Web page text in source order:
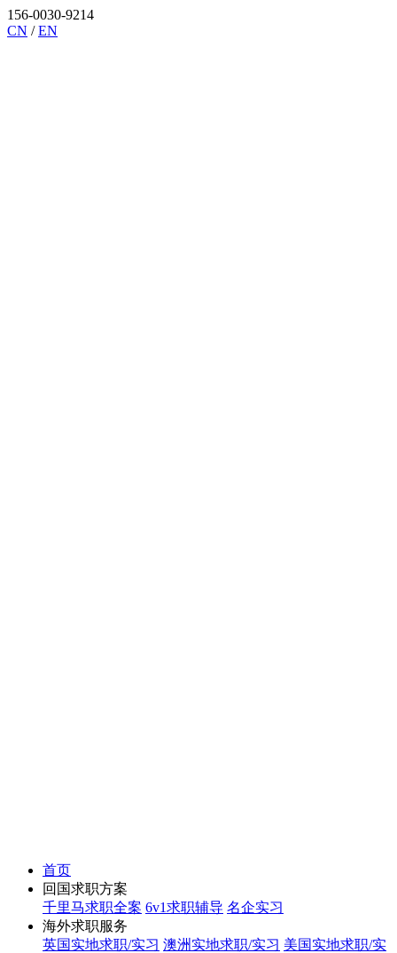
156-0030-9214
CN /EN
首页
回国求职方案
千里马求职全案 6v1求职辅导 名企实习
海外求职服务
英国实地求职/实习 澳洲实地求职/实习 美国实地求职/实